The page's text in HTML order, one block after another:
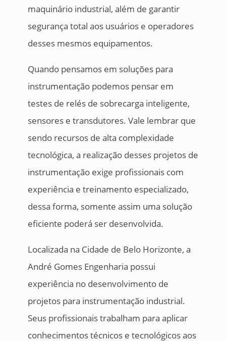
maquinário industrial, além de garantir
segurança total aos usuários e operadores
desses mesmos equipamentos.
Quando pensamos em soluções para
instrumentação podemos pensar em
testes de relés de sobrecarga inteligente,
sensores e transdutores. Vale lembrar que
sendo recursos de alta complexidade
tecnológica, a realização desses projetos de
instrumentação exige profissionais com
experiência e treinamento especializado,
dessa forma, somente assim uma solução
eficiente poderá ser desenvolvida.
Localizada na Cidade de Belo Horizonte, a
André Gomes Engenharia possui
experiência no desenvolvimento de
projetos para instrumentação industrial.
Seus profissionais trabalham para aplicar
conhecimentos técnicos e tecnológicos aos